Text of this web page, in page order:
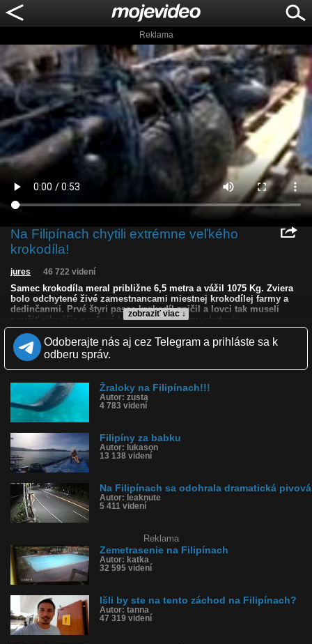
Reklama
Na Filipínach chytili extrémne veľkého
krokodíla!
zobraziť viac ↓
jures 46 722 videní
Samec krokodíla meral približne 6,5 metra a vážil 1075 Kg. Zviera
bolo odchytené živé zamestnancami miestnej krokodílej farmy a
dedinčanmi. Prvé štyri pasce krokodíl zničil a lovci tak museli
použiť silnejšie oceľové klietky. Úspešnému chyteniu
predchádzalo približne 3 týždňové pátranie. V oblasti sa totiž
začali množiť útoky veľkého krokodíla na miestnu faunu. Najvačšie
znepokojenie ale vyvolalo zmiznutie rybára. Krokodíl by mal byť
prevezený do ekoturistického parku.
Kvalita:
Zverejnené: 9.9.2011 12:06
Páči sa: 94% (79 hlasov)
Obľúbené: 38
Dľžka: 0:53
Kategória: zvieratká
Tagy: filipíny, krokodíl, gigant, obrovský, aligátor
História sledovanosti videa:
Odoberajte nás aj cez Telegram a prihláste sa k
odberu správ.
Žraloky na Filipínach!!!
Autor: zusta
4 783 videní
Filipíny za babku
Autor: lukason
13 138 videní
Na Filipínach sa odohrala dramatická pivová
Autor: leaknute
5 411 videní
Reklama
Zemetrasenie na Filipínach
Autor: katka
32 595 videní
Išli by ste na tento záchod na Filipínach?
Autor: tanna
47 319 videní